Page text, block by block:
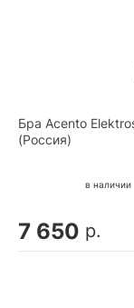
Бра Acento
(Россия)
в наличии
7 650 р.